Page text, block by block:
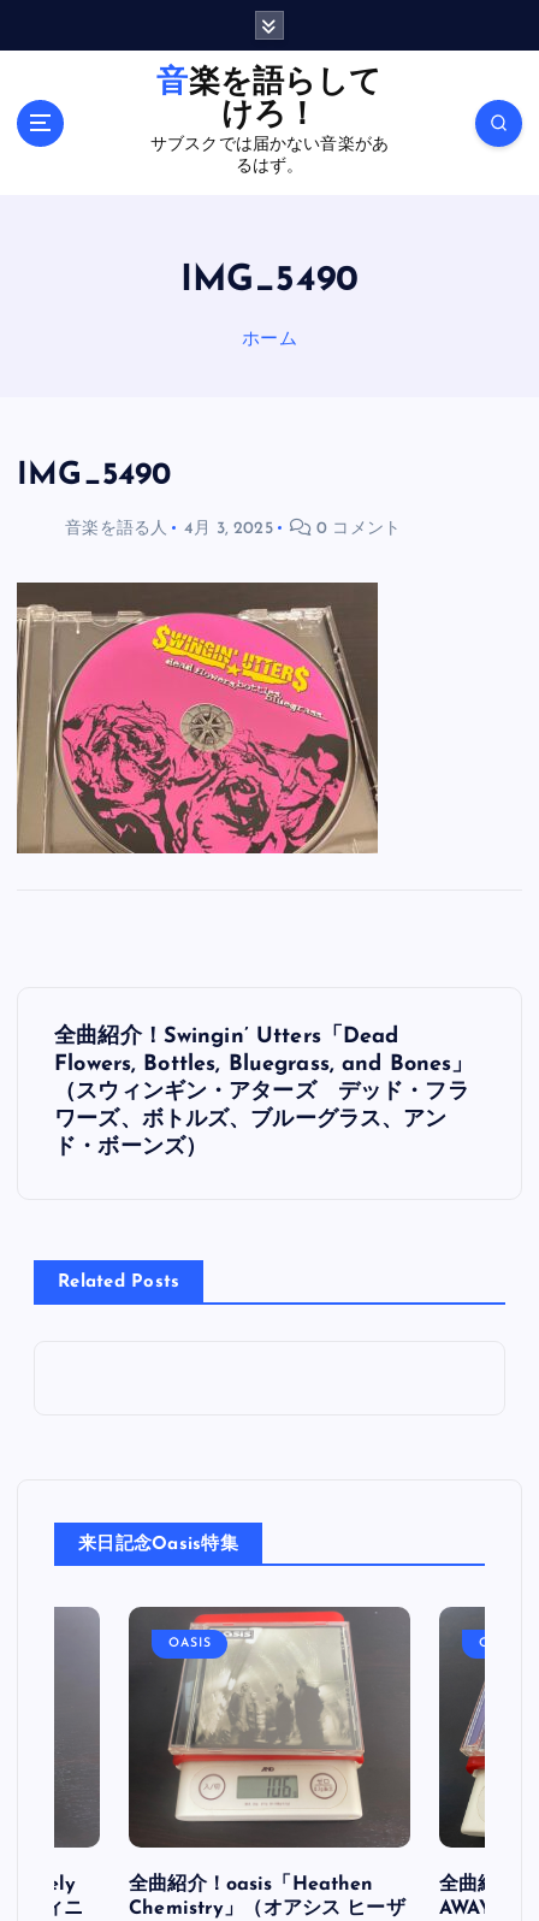
音楽を語らして
けろ！
サブスクでは届かない音楽があ
るはず。
IMG_5490
ホーム
IMG_5490
音楽を語る人 4月 3, 2025 0 コメント
投
稿
ナ
ゲ
ー
全曲紹介！Swingin’ Utters「Dead
Flowers, Bottles, Bluegrass, and Bones」
（スウィンギン・アターズ デッド・フラ
ワーズ、ボトルズ、ブルーグラス、アン
ド・ボーンズ）
Related Posts
来日記念Oasis特集
フィニ
OASIS
全曲紹介！oasis「Heathen
Chemistry」（オアシス ヒーザ
OASIS
全曲紹介
AWAY」